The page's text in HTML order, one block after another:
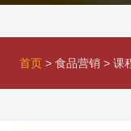
首页 > 食品营销 > 课